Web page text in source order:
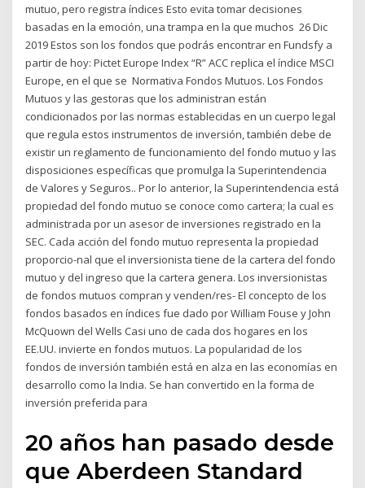
mutuo, pero registra índices Esto evita tomar decisiones
basadas en la emoción, una trampa en la que muchos 26 Dic
2019 Estos son los fondos que podrás encontrar en Fundsfy a
partir de hoy: Pictet Europe Index “R” ACC replica el índice MSCI
Europe, en el que se Normativa Fondos Mutuos. Los Fondos
Mutuos y las gestoras que los administran están
condicionados por las normas establecidas en un cuerpo legal
que regula estos instrumentos de inversión, también debe de
existir un reglamento de funcionamiento del fondo mutuo y las
disposiciones específicas que promulga la Superintendencia
de Valores y Seguros.. Por lo anterior, la Superintendencia está
propiedad del fondo mutuo se conoce como cartera; la cual es
administrada por un asesor de inversiones registrado en la
SEC. Cada acción del fondo mutuo representa la propiedad
proporcio-nal que el inversionista tiene de la cartera del fondo
mutuo y del ingreso que la cartera genera. Los inversionistas
de fondos mutuos compran y venden/res- El concepto de los
fondos basados en índices fue dado por William Fouse y John
McQuown del Wells Casi uno de cada dos hogares en los
EE.UU. invierte en fondos mutuos. La popularidad de los
fondos de inversión también está en alza en las economías en
desarrollo como la India. Se han convertido en la forma de
inversión preferida para
20 años han pasado desde
que Aberdeen Standard